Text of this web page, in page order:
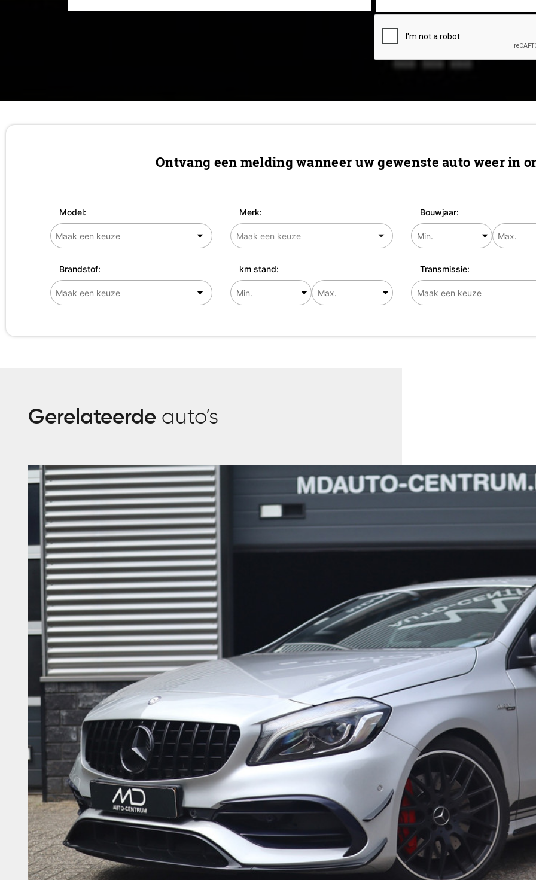
Ontvang een melding wanneer uw gewenste auto weer in
Model: Merk: Bouwjaar:
Brandstof: km stand: Transmissie:
Gerelateerde auto’s